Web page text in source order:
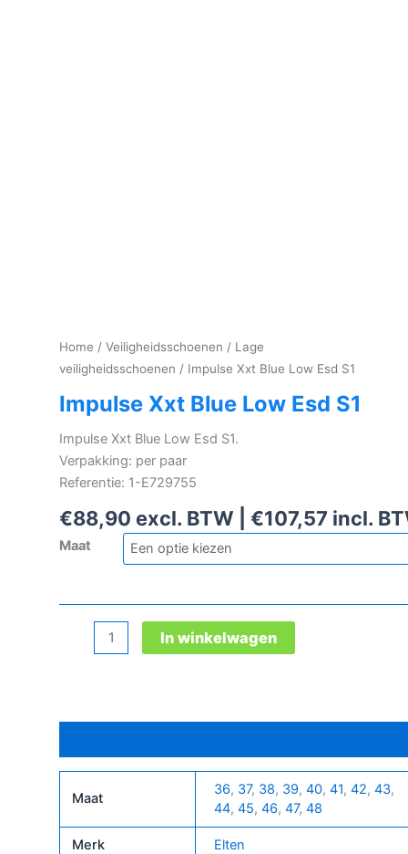
Home / Veiligheidsschoenen / Lage
veiligheidsschoenen / Impulse Xxt Blue Low Esd S1
Impulse Xxt Blue Low Esd S1
Impulse Xxt Blue Low Esd S1.
Verpakking: per paar
Referentie: 1-E729755
€88,90 excl. BTW | €107,57 incl.
Maat
Esd
aantal
In winkelwagen
Maat
36, 37, 38, 39, 40, 41, 42, 43,
44, 45, 46, 47, 48
Merk Elten